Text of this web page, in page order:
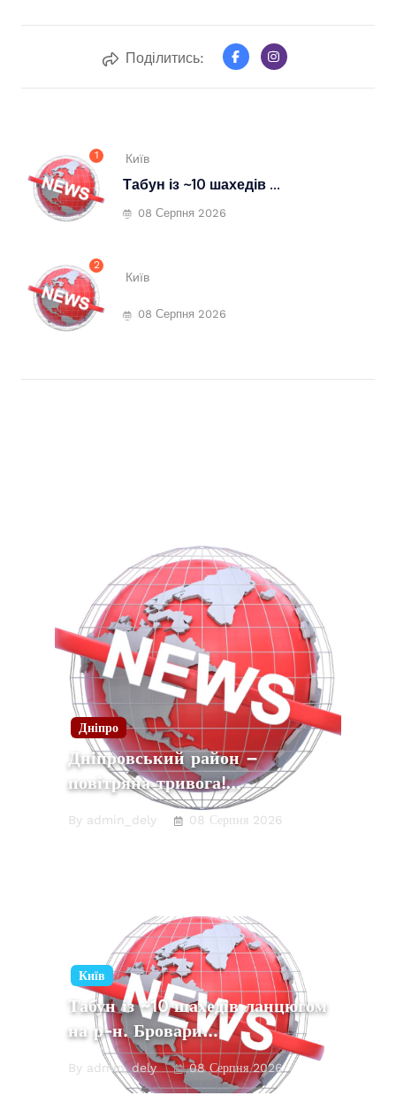
Поділитись:
1 Київ
Табун із ~10 шахедів ...
08 Серпня 2026
2
Київ
08 Серпня 2026
Дніпро
Дніпровський район –
повітряна тривога!…
By admin_dely 08 Серпня 2026
Київ
Табун із ~10 шахедів ланцюгом
на р-н. Бровари…
By admin_dely 08 Серпня 2026